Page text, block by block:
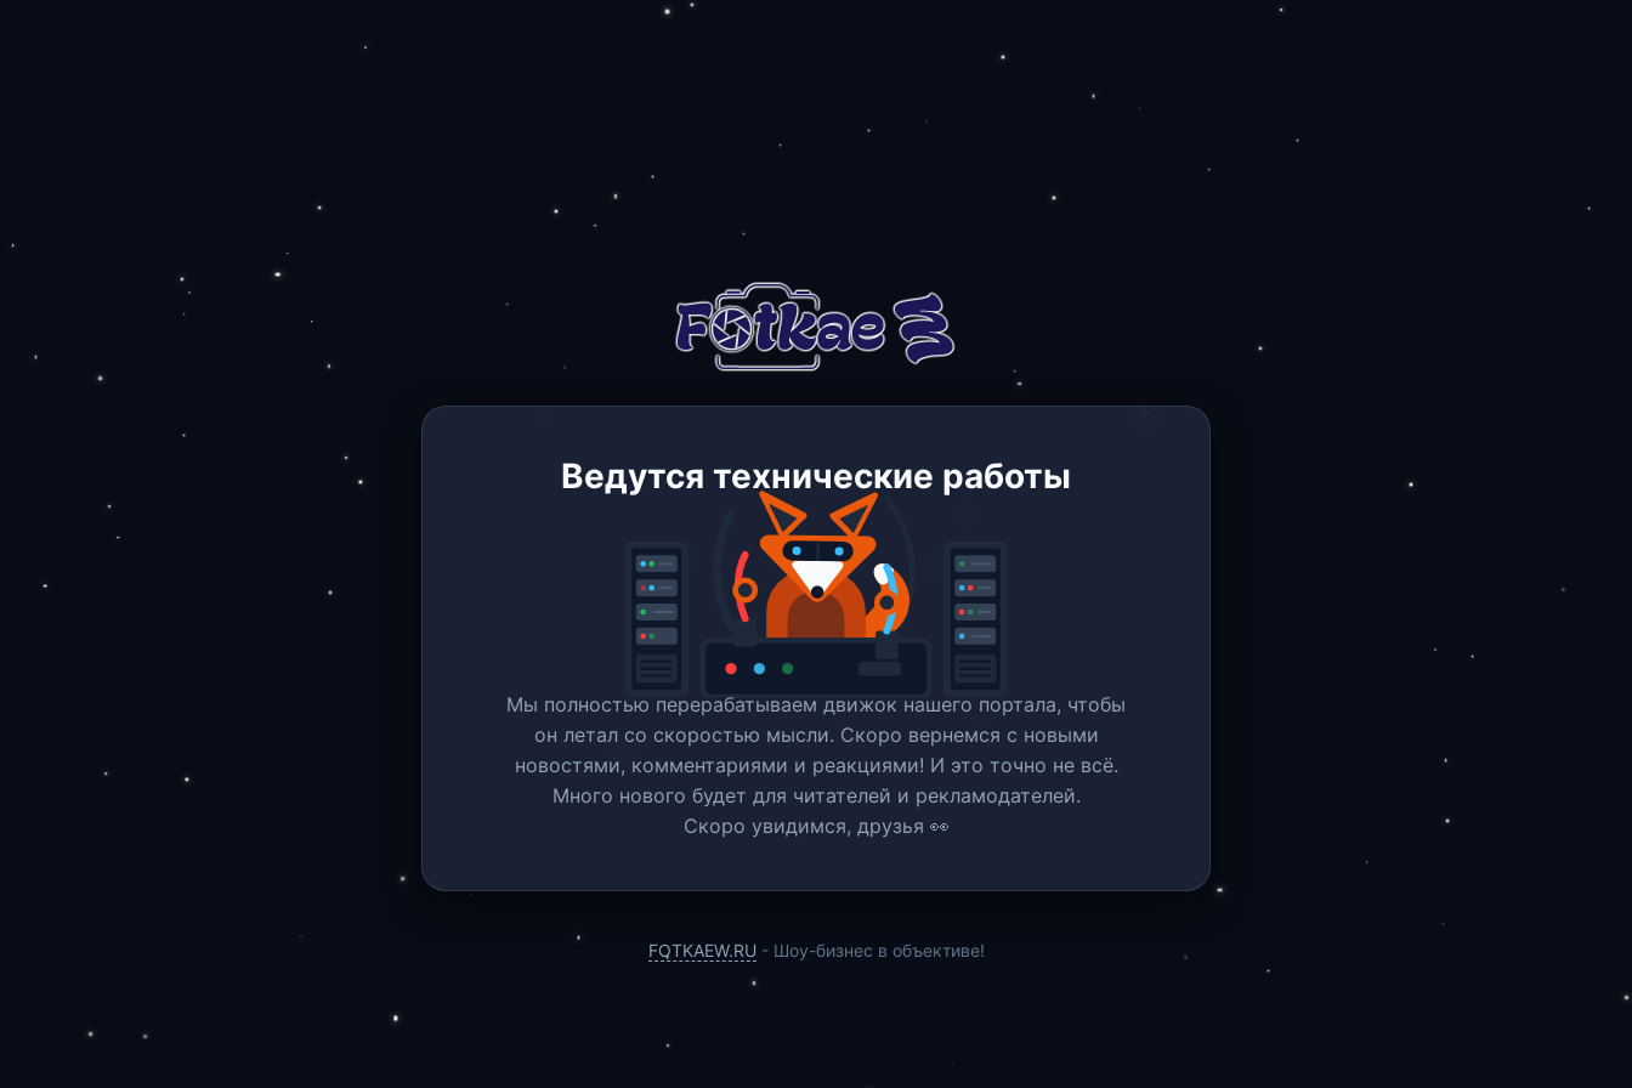
Ведутся технические работы
Мы полностью перерабатываем движок нашего портала, чтобы
он летал со скоростью мысли. Скоро вернемся c новыми
новостями, комментариями и реакциями! И это точно не всё.
Много нового будет для читателей и рекламодателей.
Скоро увидимся, друзья 👀
FOTKAEW.RU - Шоу-бизнес в объективе!